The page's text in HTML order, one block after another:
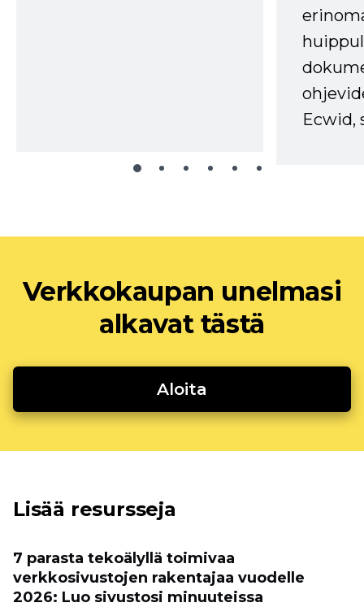
Ecwid,
Verkkokaupan unelmasi
alkavat tästä
Aloita
Lisää resursseja
7 parasta tekoälyllä toimivaa
verkkosivustojen rakentajaa vuodelle
2026: Luo sivustosi minuuteissa